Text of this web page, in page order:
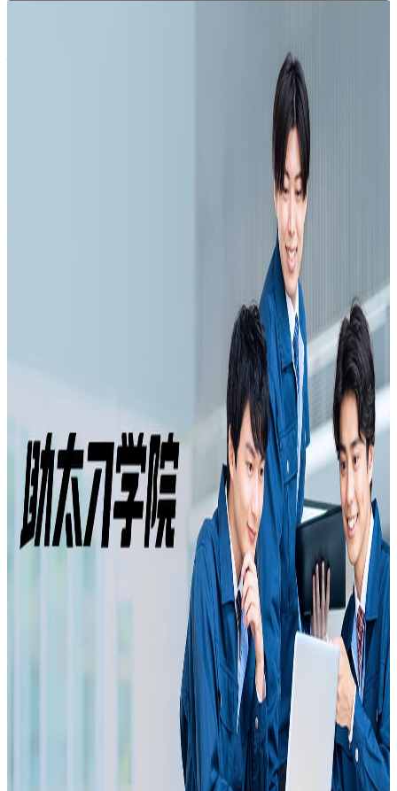
助太刀学院は株式会社助太刀が提供する建設業界向けのオン
ライン教育プラットフォームです。フルハーネス型墜落制止
用器具特別教育、酸素欠乏・硫化水素危険作業特別教育、足
場の組立て等作業従事者特別教育、高所作業車運転業務特別
教育、自由研削といしの取替え等特別教育、低圧電気取扱業
務特別教育、石綿取扱い作業従事者特別教育、玉掛け特別教
育のオンデマンド講習を提供しています。進捗管理機能、顔
認証システムによる本人確認、修了証のPDF発行機能を備え
0.00_東京本社_オープンポジション
東京都新宿区